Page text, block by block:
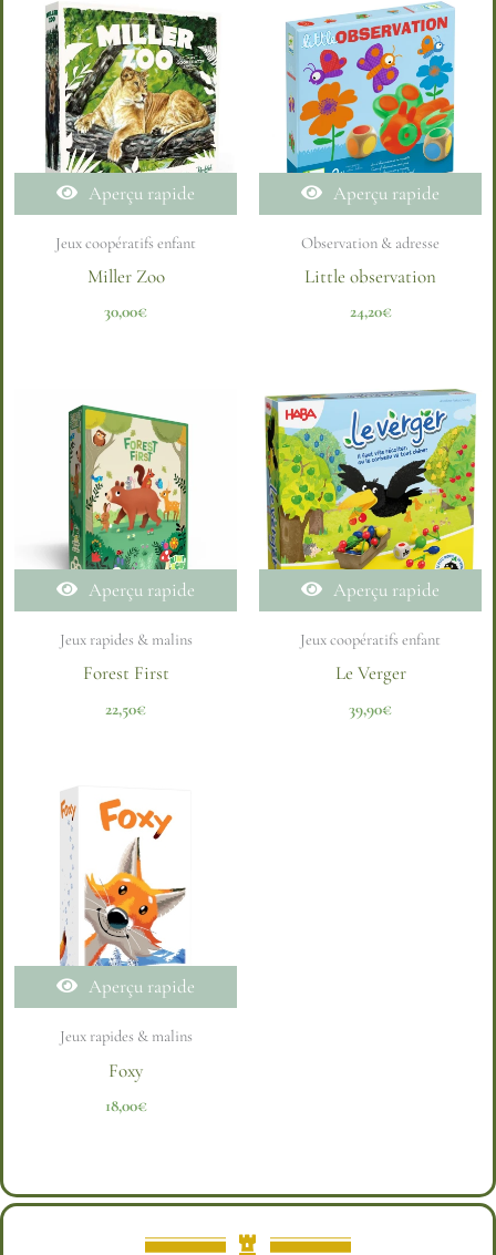
Aperçu rapide
Jeux coopératifs enfant
Miller Zoo
30,00€
Aperçu rapide
Observation & adresse
Little observation
24,20€
Aperçu rapide
Jeux rapides & malins
Forest First
22,50€
Aperçu rapide
Jeux coopératifs enfant
Le Verger
39,90€
Aperçu rapide
Jeux rapides & malins
Foxy
18,00€